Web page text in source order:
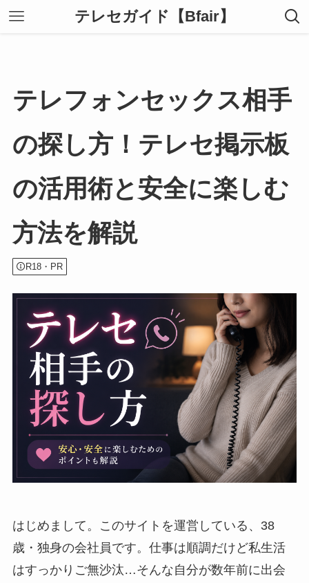
テレセガイド【Bfair】
テレフォンセックス相手
の探し方！テレセ掲示板
の活用術と安全に楽しむ
方法を解説
R18・PR
はじめまして。このサイトを運営している、38
歳・独身の会社員です。仕事は順調だけど私生活
はすっかりご無沙汰…そんな自分が数年前に出会